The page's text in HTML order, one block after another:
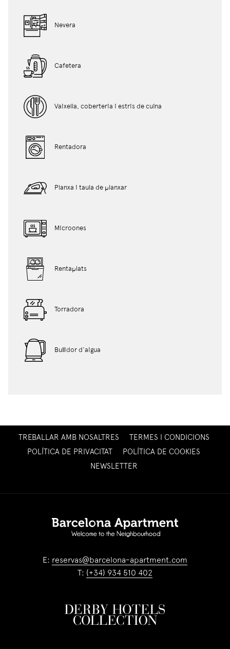
Nevera
Cafetera
Vaixella, coberteria i estris de cuina
Rentadora
Planxa i taula de planxar
Microones
Rentaplats
Torradora
Bullidor d'aigua
TREBALLAR AMB NOSALTRESOPENS
IN
A
TERMES I CONDICIONS
POLÍTICA DE PRIVACITAT
POLÍTICA DE COOKIES
NEWSLETTER
E: reservas@barcelona-apartment.com
T: (+34) 934 510 402